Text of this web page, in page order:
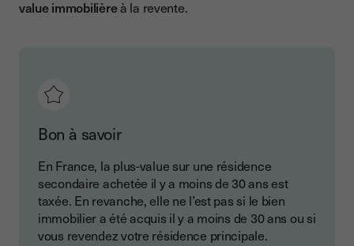
value immobilièreà la revente.
Bon à savoir
En France, la plus-value sur une résidence
secondaire achetée il y a moins de 30 ans est
taxée. En revanche, elle ne l’est pas si le bien
immobilier a été acquis il y a moins de 30 ans ou si
vous revendez votre résidence principale.